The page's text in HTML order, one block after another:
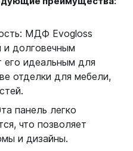
МДФ Evogloss
и долговечным
его идеальным для
отделки для мебели,
панель легко
что позволяет
и дизайны.